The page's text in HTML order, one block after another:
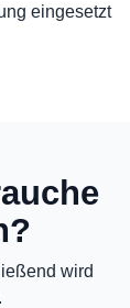
eingesetzt
wird